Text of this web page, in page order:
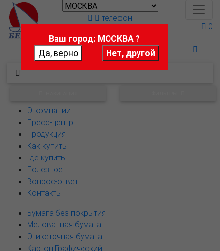
Поможем выбрать
телефон
0
О компании
Пресс-центр
Продукция
Как купить
Где купить
Полезное
Вопрос-ответ
Контакты
Бумага без покрытия
Мелованная бумага
Этикеточная бумага
Картон Графический
Ваш город: МОСКВА ?